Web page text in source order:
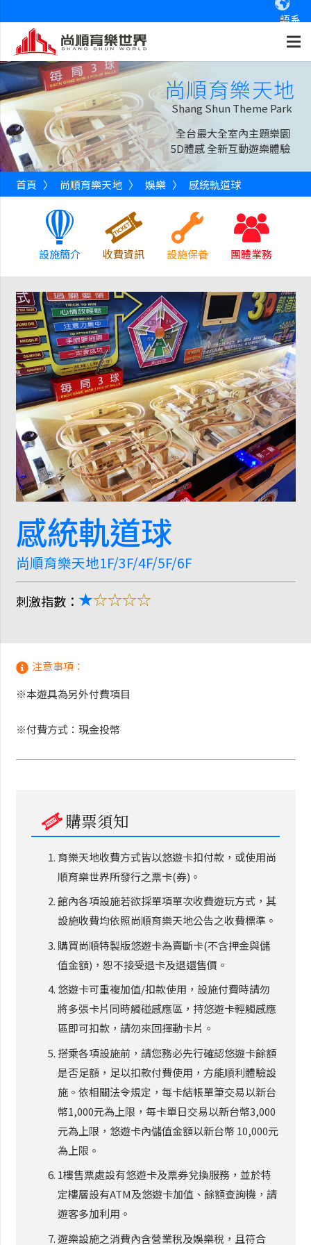
語系
尚順育樂天地
Shang Shun Theme Park
全台最大全室內主題樂園
5D體感 全新互動遊樂體驗
首頁 〉 尚順育樂天地 〉 娛樂 〉 感統軌道球
設施簡介 收費資訊 設施保養 團體業務
感統軌道球
尚順育樂天地1F/3F/4F/5F/6F
刺激指數： ★☆☆☆☆
注意事項：
※本遊具為另外付費項目
※付費方式：現金投幣
購票須知
育樂天地收費方式皆以悠遊卡扣付款，或使用尚
順育樂世界所發行之票卡(券)。
館內各項設施若欲採單項單次收費遊玩方式，其
設施收費均依照尚順育樂天地公告之收費標準。
購買尚順特製版悠遊卡為賣斷卡(不含押金與儲
值金額)，恕不接受退卡及退還售價。
悠遊卡可重複加值/扣款使用，設施付費時請勿
將多張卡片同時觸碰感應區，持悠遊卡輕觸感應
區即可扣款，請勿來回揮動卡片。
搭乘各項設施前，請您務必先行確認悠遊卡餘額
是否足額，足以扣款付費使用，方能順利體驗設
施。依相關法令規定，每卡結帳單筆交易以新台
幣1,000元為上限，每卡單日交易以新台幣3,000
元為上限，悠遊卡內儲值金額以新台幣 10,000元
為上限。
1樓售票處設有悠遊卡及票券兌換服務，並於特
定樓層設有ATM及悠遊卡加值、餘額查詢機，請
遊客多加利用。
遊樂設施之消費內含營業稅及娛樂稅，且符合